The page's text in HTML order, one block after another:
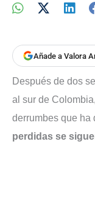
Añade a Valora
Después de dos
al sur de
derrumbes que ha
perdidas se